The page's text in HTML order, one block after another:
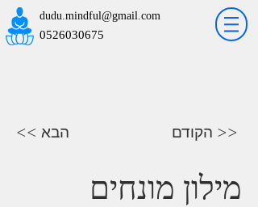
dudu.mindful@gmail.com
0526030675
<< הבא הקודם >>
מילון מונחים